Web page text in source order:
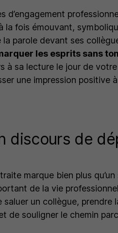
d’engagement
la fois émouvant,
la parole devant ses
les esprits sans
à sa lecture le jour de
une impression positive
discours de
marque bien plus
de la vie
saluer un collègue,
de souligner le chemin